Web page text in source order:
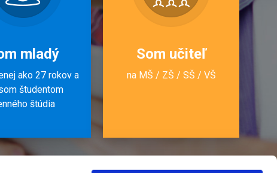
mladý
ako 27 rokov a
študentom
štúdia
Som učiteľ
na MŠ / ZŠ / SŠ / VŠ